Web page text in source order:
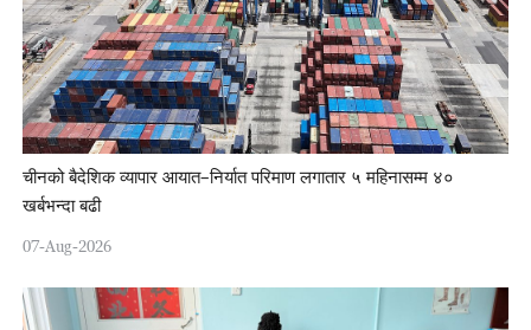
चीनको बैदेशिक व्यापार आयात–निर्यात परिमाण लगातार ५ महिनासम्म ४०
खर्बभन्दा बढी
07-Aug-2026